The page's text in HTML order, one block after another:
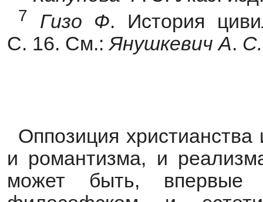
7 Гизо Ф. История
С. 16. См.:Янушкевич А. С.
Оппозиция
и романтизма, и
может быть, впервые